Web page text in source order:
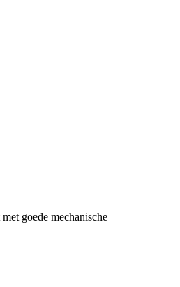
goede mechanische